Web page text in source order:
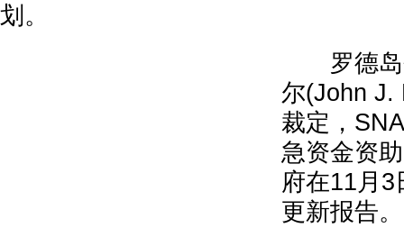
划。
罗德岛
尔(John J.
裁定，
急资金资
府在11月3
更新报告。